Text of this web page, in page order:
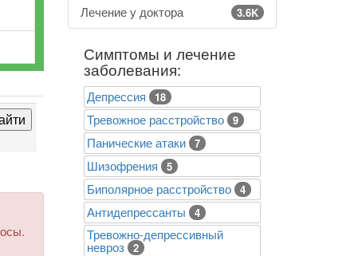
Лечение у доктора 3.6K
Симптомы и лечение
заболевания:
Депрессия 18
Тревожное расстройство 9
Панические атаки 7
Шизофрения 5
Биполярное расстройство 4
Антидепрессанты 4
Тревожно-депрессивный
невроз 2